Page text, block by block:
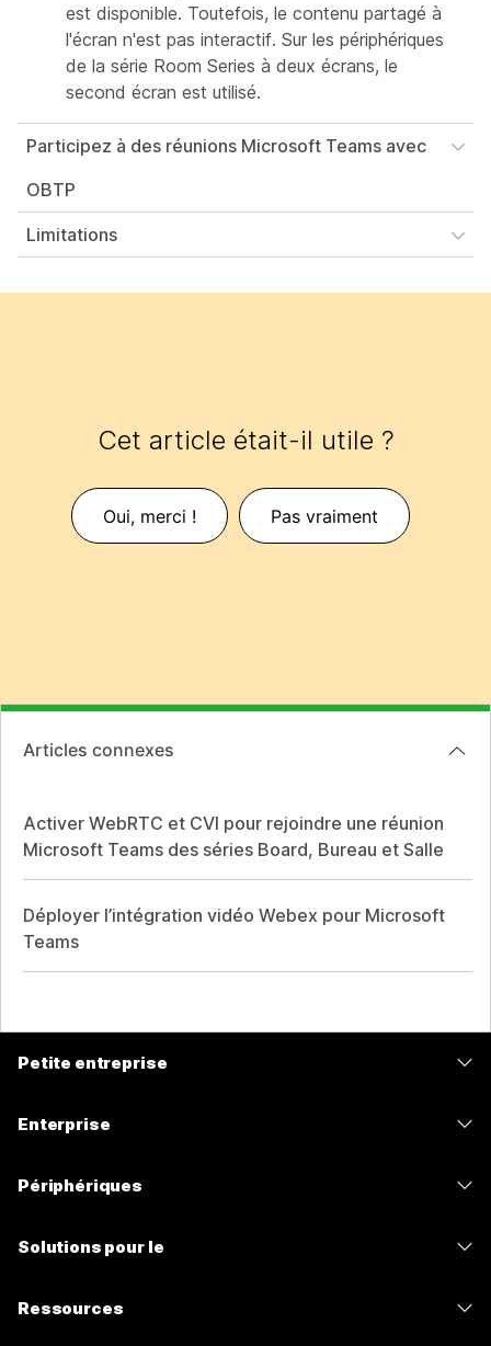
est disponible. Toutefois, le contenu partagé à
l'écran n'est pas interactif. Sur les périphériques
de la série Room Series à deux écrans, le
second écran est utilisé.
Participez à des réunions Microsoft Teams avec
OBTP
Limitations
Cet article était-il utile ?
Oui, merci ! Pas vraiment
Articles connexes
Activer WebRTC et CVI pour rejoindre une réunion
Microsoft Teams des séries Board, Bureau et Salle
Déployer l’intégration vidéo Webex pour Microsoft
Teams
Petite entreprise
Enterprise
Périphériques
Solutions pour le
Ressources